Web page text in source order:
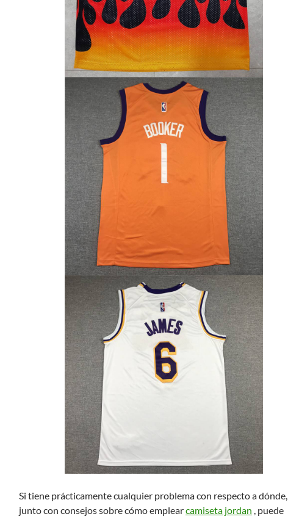
Si tiene prácticamente cualquier problema con respecto a dónde,
junto con consejos sobre cómo emplearcamiseta jordan , puede